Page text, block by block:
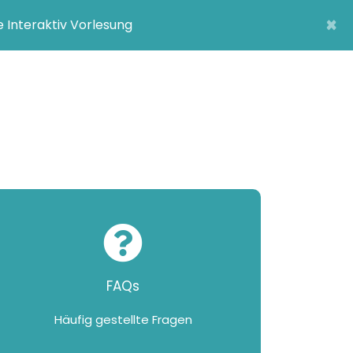
Interaktiv Vorlesung ×
FAQs
Häufig gestellte Fragen